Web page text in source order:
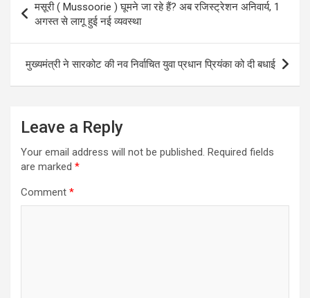
navigation
मसूरी ( Mussoorie ) घूमने जा रहे हैं? अब रजिस्ट्रेशन अनिवार्य, 1
अगस्त से लागू हुई नई व्यवस्था
मुख्यमंत्री ने सारकोट की नव निर्वाचित युवा प्रधान प्रियंका को दी बधाई
Leave a Reply
Your email address will not be published. Required fields
are marked *
Comment *